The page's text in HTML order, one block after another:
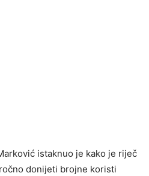
istaknuo je kako je riječ
donijeti brojne koristi